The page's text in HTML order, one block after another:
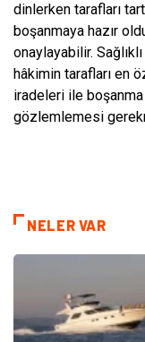
dinlerken tarafları
boşanmaya hazır
onaylayabilir.
hâkimin tarafları en
iradeleri ile
gözlemlemesi
NELER VAR